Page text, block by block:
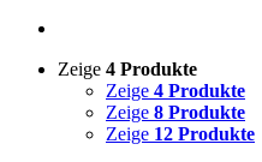
Zeige 4 Produkte
Zeige 4 Produkte
Zeige 8 Produkte
Zeige 12 Produkte